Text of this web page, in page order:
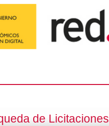
de Licitaciones